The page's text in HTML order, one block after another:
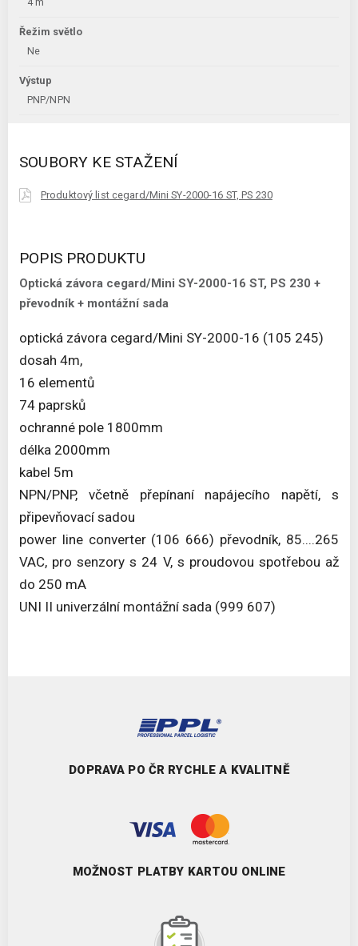
Řežim světlo
Ne
Výstup
PNP/NPN
SOUBORY KE STAŽENÍ
Produktový list cegard/Mini SY-2000-16 ST, PS 230
POPIS PRODUKTU
Optická závora cegard/Mini SY-2000-16 ST, PS 230 +
převodník + montážní sada
optická závora cegard/Mini SY-2000-16 (105 245)
dosah 4m,
16 elementů
74 paprsků
ochranné pole 1800mm
délka 2000mm
kabel 5m
NPN/PNP, včetně přepínaní napájecího napětí, s
připevňovací sadou
power line converter (106 666) převodník, 85....265
VAC, pro senzory s 24 V, s proudovou spotřebou až
do 250 mA
UNI II univerzální montážní sada (999 607)
DOPRAVA PO ČR RYCHLE A KVALITNĚ
MOŽNOST PLATBY KARTOU ONLINE